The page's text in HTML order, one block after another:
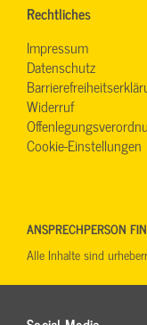
Rechtliches
Impressum
Datenschutz
Widerruf
Cookie-Einstellungen
ANSPRECHPERSON
Alle Inhalte sind